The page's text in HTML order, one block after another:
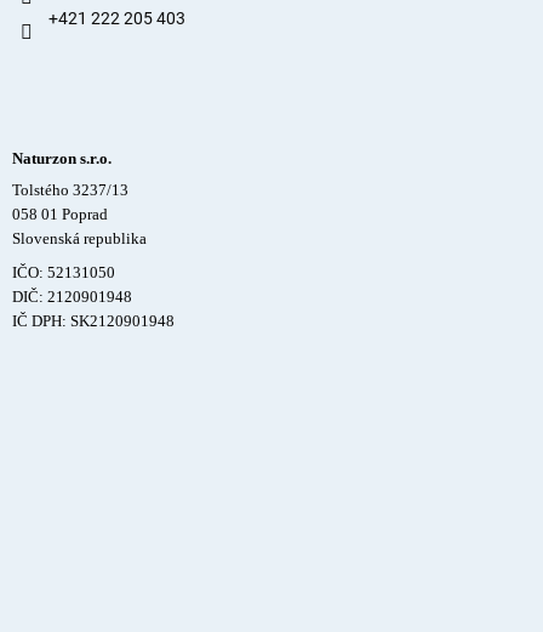
+421 222 205 403
Naturzon s.r.o.
Tolstého 3237/13
058 01 Poprad
Slovenská republika
IČO: 52131050
DIČ: 2120901948
IČ DPH: SK2120901948